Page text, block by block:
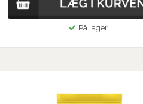
På lager